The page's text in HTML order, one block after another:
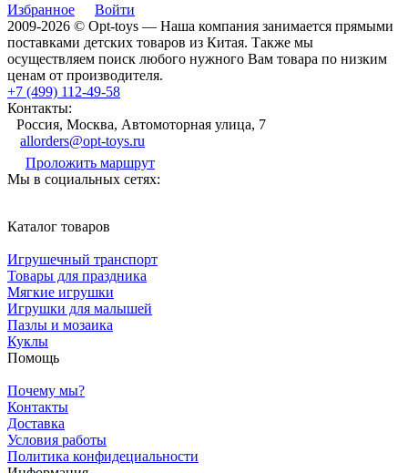
Избранное
Войти
2009-2026 © Opt-toys — Наша компания занимается прямыми
поставками детских товаров из Китая. Также мы
осуществляем поиск любого нужного Вам товара по низким
ценам от производителя.
+7 (499) 112-49-58
Контакты:
Россия, Москва, Автомоторная улица, 7
allorders@opt-toys.ru
Проложить маршрут
Мы в социальных сетях:
Каталог товаров
Игрушечный транспорт
Товары для праздника
Мягкие игрушки
Игрушки для малышей
Пазлы и мозаика
Куклы
Помощь
Почему мы?
Контакты
Доставка
Условия работы
Политика конфидециальности